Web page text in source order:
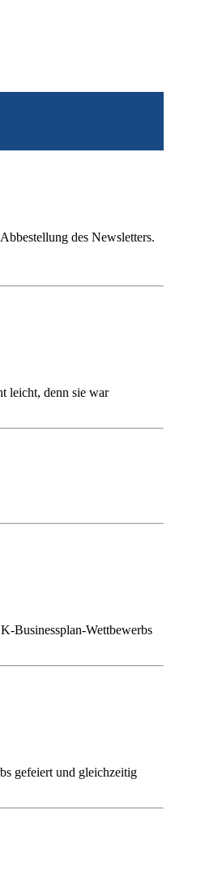
des Newsletters.
leicht, denn sie war
Businessplan-Wettbewerbs
gefeiert und gleichzeitig